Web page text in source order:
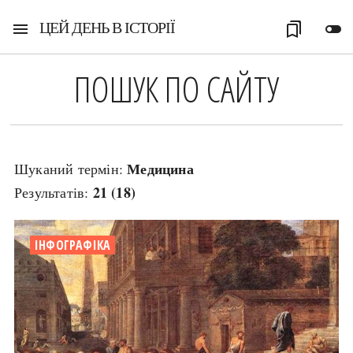
menu ЦЕЙ ДЕНЬ В ІСТОРІЇ toggle_off
bookmarks
ПОШУК ПО САЙТУ
Шуканий термін:Медицина
Результатів: 21 (18)
ІНФОГРАФІКА